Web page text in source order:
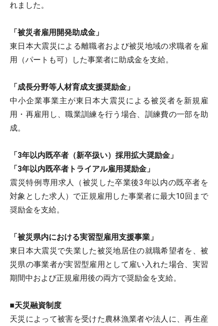
れました。
「被災者雇用開発助成金」
東日本大震災による離職者および被災地域の求職者を雇
用（パートも可）した事業者に助成金を支給。
「成長分野等人材育成支援奨励金」
中小企業事業主が東日本大震災による被災者を新規雇
用・再雇用し、職業訓練を行う場合、訓練費の一部を助
成。
「3年以内既卒者（新卒扱い）採用拡大奨励金」
「3年以内既卒者トライアル雇用奨励金」
震災特例専用求人（被災した卒業後3年以内の既卒者を
対象とした求人）で正規雇用した事業者に最大10回まで
奨励金を支給。
「被災県内における実習型雇用支援事業」
東日本大震災で失業した被災地居住の就職希望者を、被
災県の事業者が実習型雇用として雇い入れた場合、実習
期間中および正規雇用後の両方で奨励金を支給。
■天災融資制度
天災によって被害を受けた農林漁業者や法人に、再生産